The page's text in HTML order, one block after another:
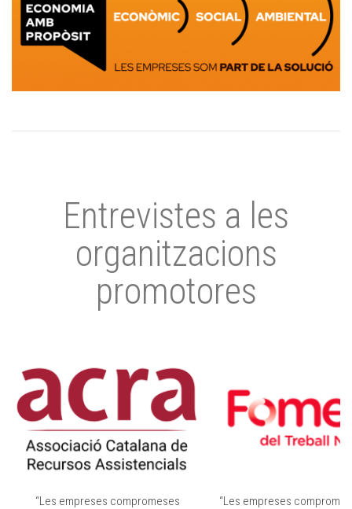
Entrevistes a les
organitzacions
promotores
“Les empreses compromeses
“Les empreses